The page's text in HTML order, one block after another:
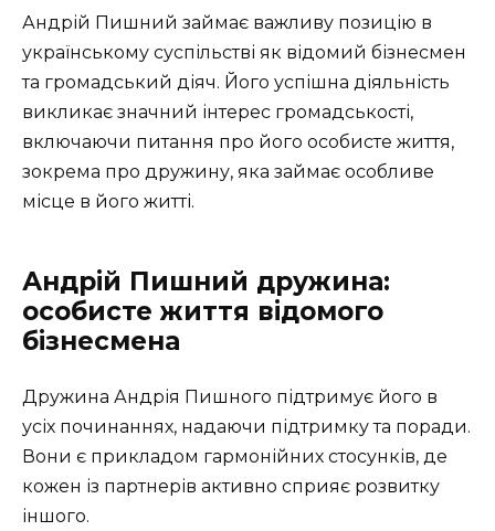
Андрій Пишний займає важливу позицію в
українському суспільстві як відомий бізнесмен
та громадський діяч. Його успішна діяльність
викликає значний інтерес громадськості,
включаючи питання про його особисте життя,
зокрема про дружину, яка займає особливе
місце в його житті.
Андрій Пишний дружина:
особисте життя відомого
бізнесмена
Дружина Андрія Пишного підтримує його в
усіх починаннях, надаючи підтримку та поради.
Вони є прикладом гармонійних стосунків, де
кожен із партнерів активно сприяє розвитку
іншого.